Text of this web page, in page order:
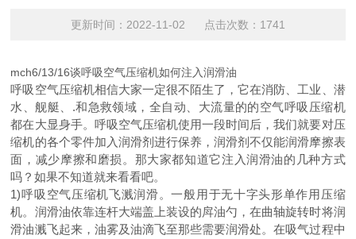
更新时间：2022-11-02 点击次数：1741
mch6/13/16谈呼吸空气压缩机如何注入润滑油
呼吸空气压缩机相信大家一定很不陌生了，它在消防、工业、潜
水、舰艇、.和急救领域，全自动、大流量的的空气呼吸压缩机
都在大显身手。呼吸空气压缩机使用一段时间后，我们就要对压
缩机的各个零件加入润滑剂进行保养，润滑剂不仅能润滑摩擦表
面，减少摩擦和磨损。那大家都知道它注入润滑油的几种方式
吗？如果不知道就来看看吧。
1)呼吸空气压缩机飞溅润滑。一般用于无十字头形单作用压缩
机。润滑油依靠连杆大端盖上装设的戽油勺，在曲轴旋转时将润
滑油溅飞起来，油雾及油滴飞至那些需要润滑处。在吸气过程中